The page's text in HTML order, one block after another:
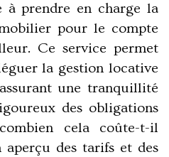
à prendre en charge la
pour le compte
Ce service permet
la gestion locative
une tranquillité
des obligations
cela coûte-t-il
des tarifs et des